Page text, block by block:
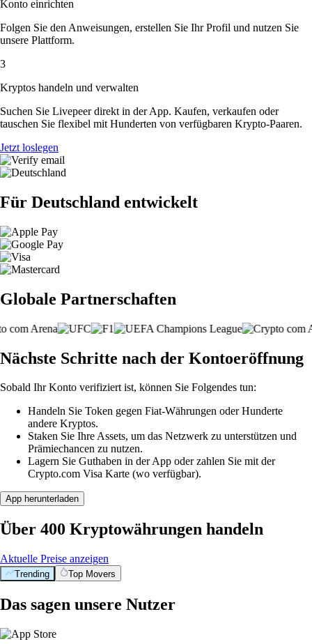
Konto einrichten
Folgen Sie den Anweisungen, erstellen Sie Ihr Profil und nutzen Sie
unsere Plattform.
3
Kryptos handeln und verwalten
Suchen Sie Livepeer direkt in der App. Kaufen, verkaufen oder
tauschen Sie flexibel mit Hunderten von verfügbaren Krypto-Paaren.
Jetzt loslegen
Für Deutschland entwickelt
Globale Partnerschaften
Nächste Schritte nach der Kontoeröffnung
Sobald Ihr Konto verifiziert ist, können Sie Folgendes tun:
Handeln Sie Token gegen Fiat-Währungen oder Hunderte
andere Kryptos.
Staken Sie Ihre Assets, um das Netzwerk zu unterstützen und
Prämiechancen zu nutzen.
Lagern Sie Guthaben in der App oder zahlen Sie mit der
Crypto.com Visa Karte (wo verfügbar).
App herunterladen
Über 400 Kryptowährungen handeln
Aktuelle Preise anzeigen
Trending Top Movers
Das sagen unsere Nutzer